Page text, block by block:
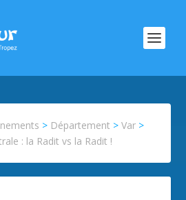
> Département >Var >
: la Radit vs la Radit !